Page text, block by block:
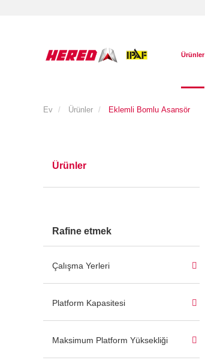
Ürünler
Ev Ürünler Eklemli Bomlu Asansör
Ürünler
Rafine etmek
Çalışma Yerleri
Platform Kapasitesi
Maksimum Platform Yüksekliği